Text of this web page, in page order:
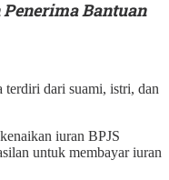
Bantuan
terdiri dari suami, istri, dan
iuran BPJS
untuk membayar iuran